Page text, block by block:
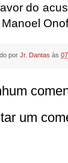
do
por Jr. Dantas às
um